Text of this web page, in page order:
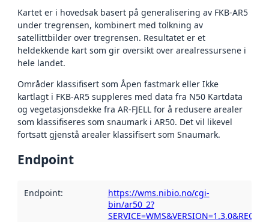
Kartet er i hovedsak basert på generalisering av FKB-AR5
under tregrensen, kombinert med tolkning av
satellittbilder over tregrensen. Resultatet er et
heldekkende kart som gir oversikt over arealressursene i
hele landet.
Områder klassifisert som Åpen fastmark eller Ikke
kartlagt i FKB-AR5 suppleres med data fra N50 Kartdata
og vegetasjonsdekke fra AR-FJELL for å redusere arealer
som klassifiseres som snaumark i AR50. Det vil likevel
fortsatt gjenstå arealer klassifisert som Snaumark.
Endpoint
Endpoint:
https://wms.nibio.no/cgi-
bin/ar50_2?